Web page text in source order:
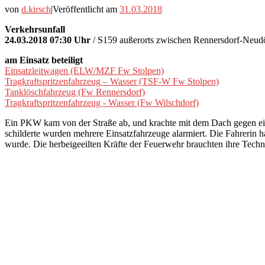
von d.kirsch|Veröffentlicht am 31.03.2018
Verkehrsunfall
24.03.2018 07:30 Uhr / S159 außerorts zwischen Rennersdorf-
am Einsatz beteiligt
Einsatzleitwagen (ELW/MZF Fw Stolpen)
Tragkraftspritzenfahrzeug – Wasser (TSF-W Fw Stolpen)
Tanklöschfahrzeug (Fw Rennersdorf)
Tragkraftspritzenfahrzeug - Wasser (Fw Wilschdorf)
Ein PKW kam von der Straße ab, und krachte mit dem Dach gegen
schilderte wurden mehrere Einsatzfahrzeuge alarmiert. Die Fahrerin
wurde. Die herbeigeeilten Kräfte der Feuerwehr brauchten ihre